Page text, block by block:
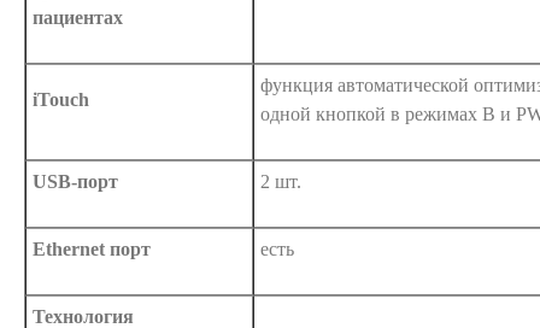
пациентах
iTouch
функция автоматической
одной кнопкой в режимах B и
USB-порт 2 шт.
Ethernet порт есть
Технология